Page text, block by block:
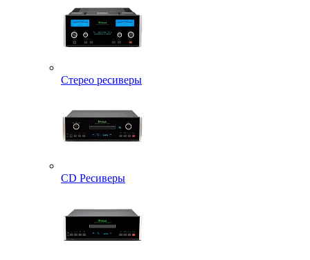
Стерео ресиверы
CD Ресиверы